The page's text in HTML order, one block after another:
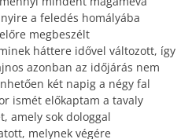
a feledés homályába
megbeszélt
háttere idővel változott, így
azonban az időjárás nem
két napig a négy fal
ismét előkaptam a tavaly
amely sok dologgal
melynek végére